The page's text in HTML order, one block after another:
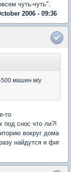
чуть-чуть".
2006 - 09:36
500 машин м/у
то
под снос что ли?!
вокруг дома
найдутся и фиг